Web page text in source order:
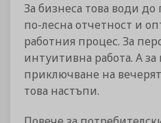
За бизнеса това води
по-лесна отчетност и
работния процес. За
интуитивна работа. А
приключване на
това настъпи.